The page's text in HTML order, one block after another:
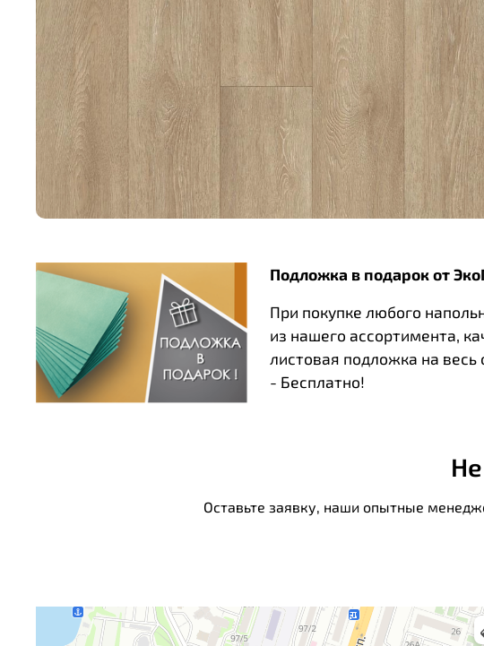
Подложка в подарок от
При покупке любого
из нашего ассортимента,
листовая подложка на весь
- Бесплатно!
Оставьте заявку, наши опытные